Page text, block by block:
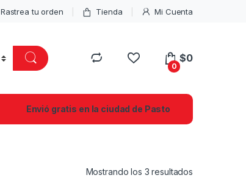
Rastrea tu orden Tienda Mi Cuenta
0
$0
Envió gratis en la ciudad de Pasto
Mostrando los 3 resultados